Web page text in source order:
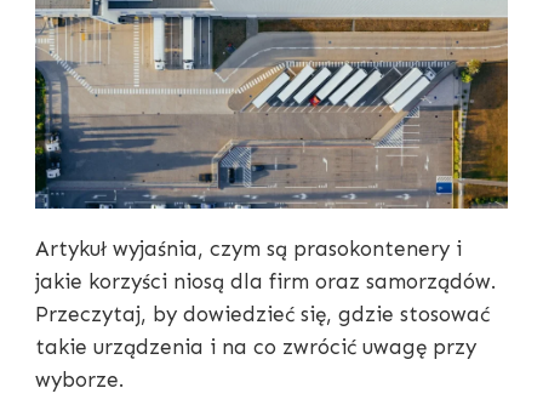
Artykuł wyjaśnia, czym są prasokontenery i
jakie korzyści niosą dla firm oraz samorządów.
Przeczytaj, by dowiedzieć się, gdzie stosować
takie urządzenia i na co zwrócić uwagę przy
wyborze.